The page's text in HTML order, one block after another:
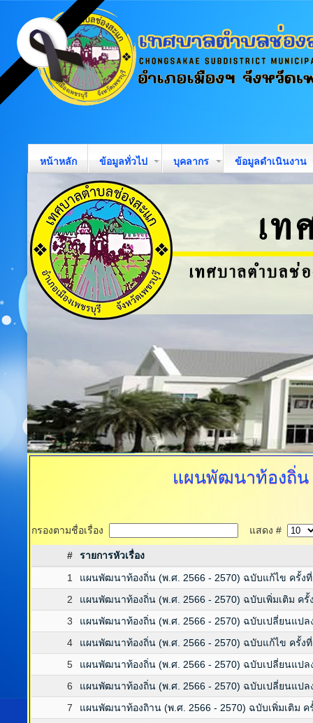
หน้าหลัก ข้อมูลทั่วไป บุคลากร ข้อมูลดำเนินงาน
แผนพัฒนาท้องถิ่น
กรองตามชื่อเรื่อง แสดง #
#
รายการหัวเรื่อง
1
แผนพัฒนาท้องถิ่น (พ.ศ. 2566 - 2570) ฉบับแก้ไข ครั้งที่
2
แผนพัฒนาท้องถิ่น (พ.ศ. 2566 - 2570) ฉบับเพิ่มเติม ครั้
3
แผนพัฒนาท้องถิ่น (พ.ศ. 2566 - 2570) ฉบับเปลี่ยนแปล
4
แผนพัฒนาท้องถิ่น (พ.ศ. 2566 - 2570) ฉบับแก้ไข ครั้งที่
5
แผนพัฒนาท้องถิ่น (พ.ศ. 2566 - 2570) ฉบับเปลี่ยนแปล
6
แผนพัฒนาท้องถิ่น (พ.ศ. 2566 - 2570) ฉบับเปลี่ยนแปล
7
แผนพัฒนาท้องถิาน (พ.ศ. 2566 - 2570) ฉบับเพิ่มเติม ค